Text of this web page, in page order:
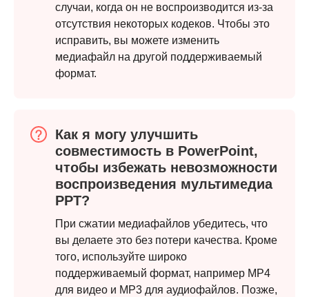
случаи, когда он не воспроизводится из-за
отсутствия некоторых кодеков. Чтобы это
исправить, вы можете изменить
медиафайл на другой поддерживаемый
формат.
Как я могу улучшить
совместимость в PowerPoint,
чтобы избежать невозможности
воспроизведения мультимедиа
PPT?
При сжатии медиафайлов убедитесь, что
вы делаете это без потери качества. Кроме
того, используйте широко
поддерживаемый формат, например MP4
для видео и MP3 для аудиофайлов. Позже,